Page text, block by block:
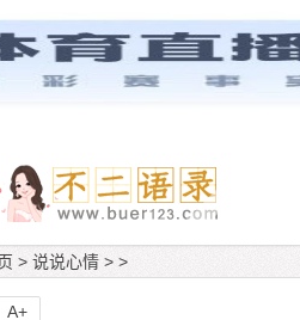
> 说说心情 > >
A+